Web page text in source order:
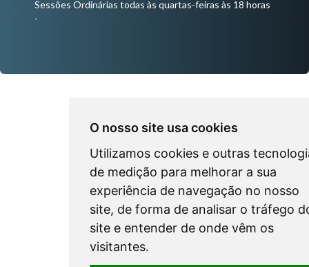
O nosso site usa cookies
Utilizamos cookies e outras
de medição para melhorar a sua
experiência de navegação no nosso
site, de forma de analisar o tráfego
site e entender de onde vêm os
visitantes.
Sessões Ordinárias todas às quartas-feiras às 18 horas
-